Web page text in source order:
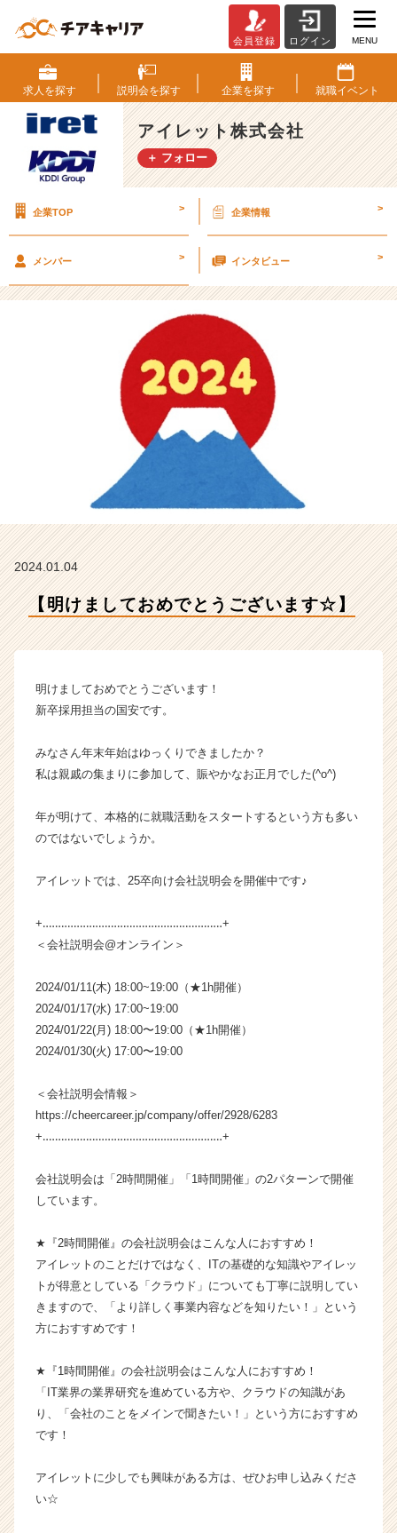
け
ま
し
て
め
ご
ま
☆】
イ
レ
株
の
イ
ン
ャ
成
長
業
カ
ト
が
く
サ
イ
ア
ア
e
e
r
a
e
r）
会員登録 ログイン MENU
求人を探す 説明会を探す 企業を探す 就職イベント
アイレット株式会社
＋ フォロー
企業TOP > 企業情報 >
メンバー > インタビュー >
2024.01.04
【明けましておめでとうございます☆】
明けましておめでとうございます！
新卒採用担当の国安です。
みなさん年末年始はゆっくりできましたか？
私は親戚の集まりに参加して、賑やかなお正月でした(^o^)
年が明けて、本格的に就職活動をスタートするという方も多い
のではないでしょうか。
アイレットでは、25卒向け会社説明会を開催中です♪
+‥‥‥‥‥‥‥‥‥‥‥‥‥‥‥‥‥‥‥‥‥‥‥‥‥‥‥‥‥+
＜会社説明会@オンライン＞
2024/01/11(木) 18:00~19:00（★1h開催）
2024/01/17(水) 17:00~19:00
2024/01/22(月) 18:00〜19:00（★1h開催）
2024/01/30(火) 17:00〜19:00
＜会社説明会情報＞
https://cheercareer.jp/company/offer/2928/6283
+‥‥‥‥‥‥‥‥‥‥‥‥‥‥‥‥‥‥‥‥‥‥‥‥‥‥‥‥‥+
会社説明会は「2時間開催」「1時間開催」の2パターンで開催
しています。
★『2時間開催』の会社説明会はこんな人におすすめ！
アイレットのことだけではなく、ITの基礎的な知識やアイレッ
トが得意としている「クラウド」についても丁寧に説明してい
きますので、「より詳しく事業内容などを知りたい！」という
方におすすめです！
★『1時間開催』の会社説明会はこんな人におすすめ！
「IT業界の業界研究を進めている方や、クラウドの知識があ
り、「会社のことをメインで聞きたい！」という方におすすめ
です！
アイレットに少しでも興味がある方は、ぜひお申し込みくださ
い☆